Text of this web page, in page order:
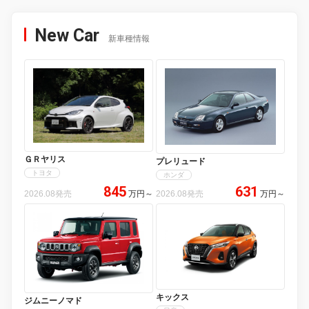
New Car 新車種情報
ＧＲヤリス
トヨタ
2026.08発売 845 万円 ～
プレリュード
ホンダ
2026.08発売 631 万円 ～
ジムニーノマド キックス